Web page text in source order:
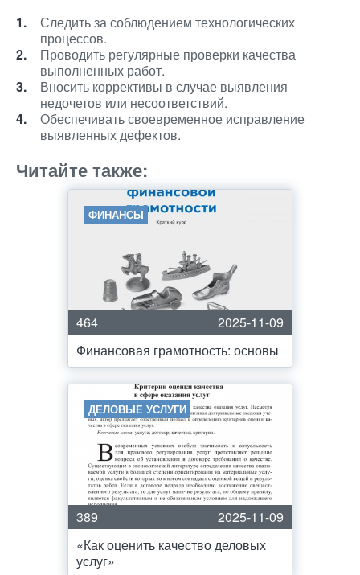
Следить за соблюдением технологических
процессов.
Проводить регулярные проверки качества
выполненных работ.
Вносить коррективы в случае выявления
недочетов или несоответствий.
Обеспечивать своевременное исправление
выявленных дефектов.
Читайте также:
ФИНАНСЫ
464
2025-11-09
Финансовая грамотность: основы
ДЕЛОВЫЕ УСЛУГИ
389
2025-11-09
«Как оценить качество деловых
услуг»